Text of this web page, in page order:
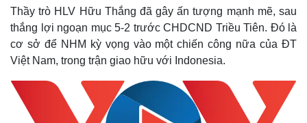
Việc làm
Biển đảo
Thầy trò HLV Hữu Thắng đã gây ấn tượng mạnh mẽ, sau
thắng lợi ngoạn mục 5-2 trước CHDCND Triều Tiên. Đó là
cơ sở để NHM kỳ vọng vào một chiến công nữa của ĐT
Việt Nam, trong trận giao hữu với Indonesia.